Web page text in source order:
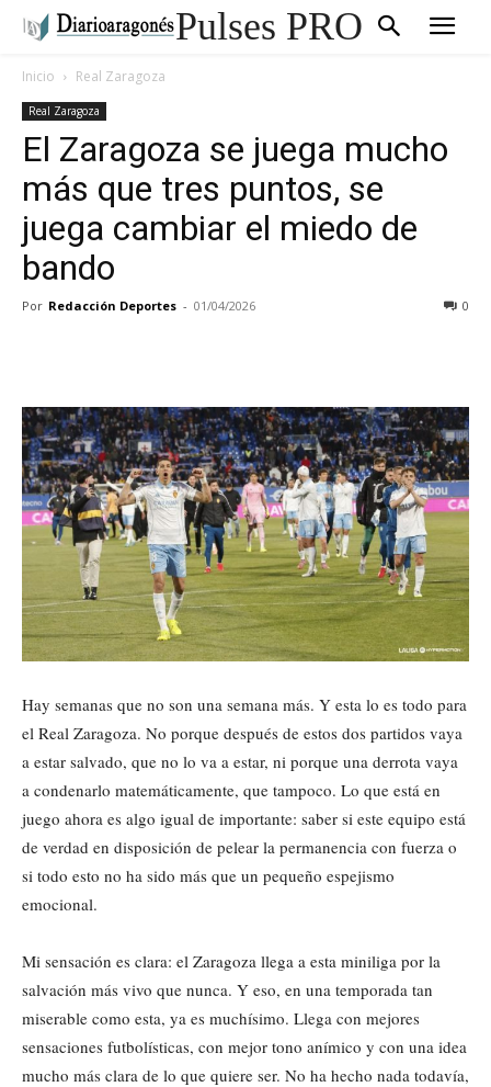
Pulses PRO
Inicio Real Zaragoza
Real Zaragoza
El Zaragoza se juega mucho
más que tres puntos, se
juega cambiar el miedo de
bando
Por Redacción Deportes - 01/04/2026 0
Hay semanas que no son una semana más. Y esta lo es todo para
el Real Zaragoza. No porque después de estos dos partidos vaya
a estar salvado, que no lo va a estar, ni porque una derrota vaya
a condenarlo matemáticamente, que tampoco. Lo que está en
juego ahora es algo igual de importante: saber si este equipo está
de verdad en disposición de pelear la permanencia con fuerza o
si todo esto no ha sido más que un pequeño espejismo
emocional.
Mi sensación es clara: el Zaragoza llega a esta miniliga por la
salvación más vivo que nunca. Y eso, en una temporada tan
miserable como esta, ya es muchísimo. Llega con mejores
sensaciones futbolísticas, con mejor tono anímico y con una idea
mucho más clara de lo que quiere ser. No ha hecho nada todavía,